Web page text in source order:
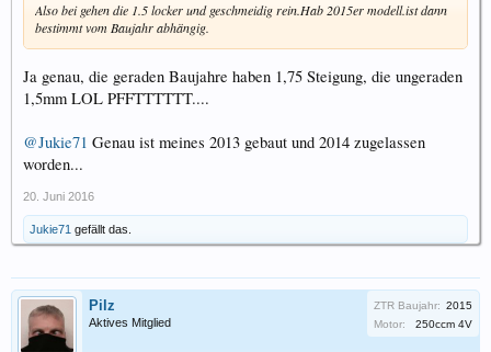
Also bei gehen die 1.5 locker und geschmeidig rein.Hab 2015er modell.ist dann
bestimmt vom Baujahr abhängig.
Ja genau, die geraden Baujahre haben 1,75 Steigung, die ungeraden
1,5mm LOL PFFTTTTTT....
@Jukie71 Genau ist meines 2013 gebaut und 2014 zugelassen
worden...
20. Juni 2016
Jukie71 gefällt das.
Pilz
Aktives Mitglied
ZTR Baujahr: 2015
Motor:
250ccm 4V